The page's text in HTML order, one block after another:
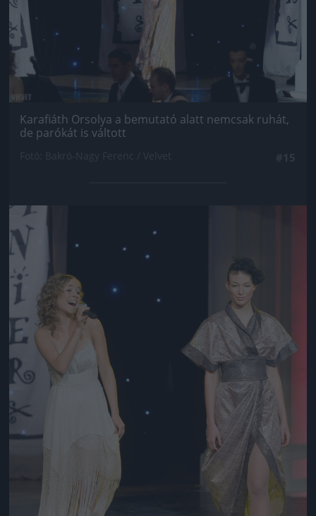
Karafiáth Orsolya a bemutató alatt nemcsak ruhát,
de parókát is váltott
Jön még kép!